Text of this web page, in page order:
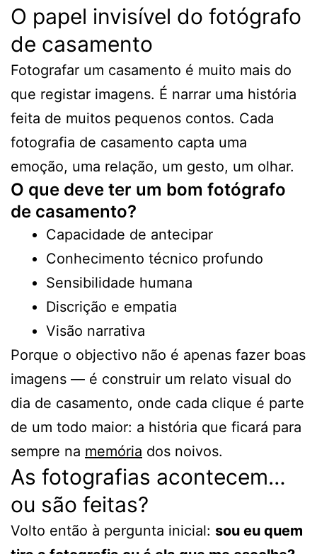
O papel invisível do fotógrafo
de casamento
Fotografar um casamento é muito mais do
que registar imagens. É narrar uma história
feita de muitos pequenos contos. Cada
fotografia de casamento capta uma
emoção, uma relação, um gesto, um olhar.
O que deve ter um bom fotógrafo
de casamento?
Capacidade de antecipar
Conhecimento técnico profundo
Sensibilidade humana
Discrição e empatia
Visão narrativa
Porque o objectivo não é apenas fazer boas
imagens — é construir um relato visual do
dia de casamento, onde cada clique é parte
de um todo maior: a história que ficará para
sempre na memória dos noivos.
As fotografias acontecem…
ou são feitas?
Volto então à pergunta inicial: sou eu quem